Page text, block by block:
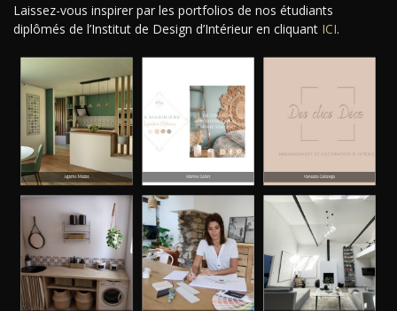
Laissez-vous inspirer par les portfolios de nos étudiants
diplômés de l’Institut de Design d’Intérieur en cliquant ICI.